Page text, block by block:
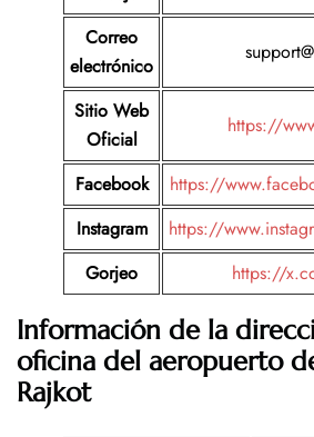
Correo
electrónico
Sitio Web
Oficial
https://
Facebook
https://
Instagram
https://
Gorjeo
https://
Información de la
oficina del aeropuerto
Rajkot